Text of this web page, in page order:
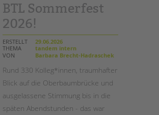
BTL Sommerfest
2026!
ERSTELLT
29.06.2026
THEMA
tandem intern
VON
Barbara Brecht-Hadraschek
Rund 330 Kolleg*innen, traumhafter
Blick auf die Oberbaumbrücke und
ausgelassene Stimmung bis in die
späten Abendstunden - das war